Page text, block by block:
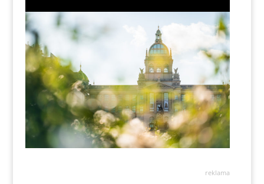
reklama